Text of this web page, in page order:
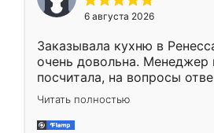
Мне нравится ,если что-то
мебели буду заказывать
6 августа 2026
Заказывала кухню в
очень довольна. Менеджер
посчитала, на вопросы
Замерщик приехал в
делу со всей
за день, ребята работали
Читать полностью